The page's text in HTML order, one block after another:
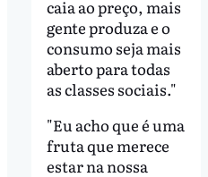
caia ao preço, mais
gente produza e o
consumo seja mais
aberto para todas
as classes sociais."
"Eu acho que é uma
fruta que merece
estar na nossa